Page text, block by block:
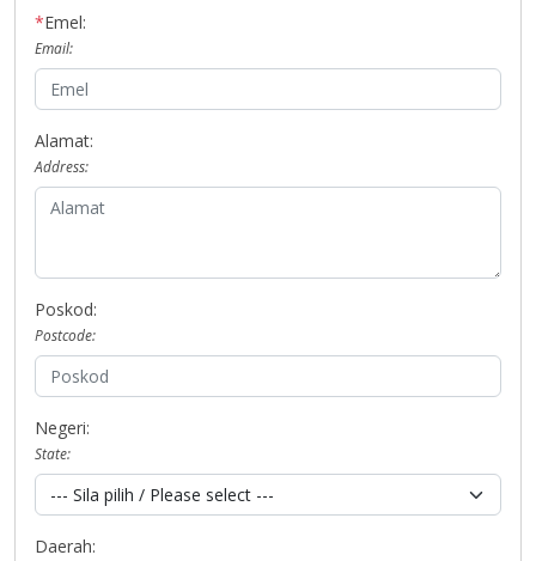
*Emel:
Email:
Alamat:
Address:
Poskod:
Postcode:
Negeri:
State:
Daerah: